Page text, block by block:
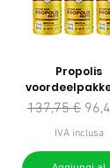
Propolis
Prezzo
137,75 €
IVA inclusa